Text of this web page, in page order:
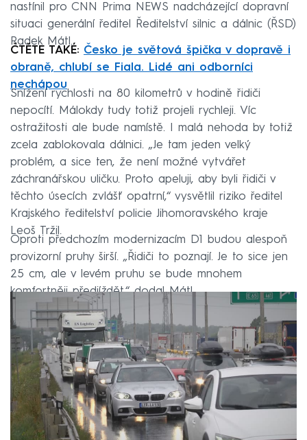
nastínil pro CNN Prima NEWS nadcházející dopravní
situaci generální ředitel Ředitelství silnic a dálnic (ŘSD)
Radek Mátl.
ČTĚTE TAKÉ: Česko je světová špička v dopravě i
obraně, chlubí se Fiala. Lidé ani odborníci
nechápou
Snížení rychlosti na 80 kilometrů v hodině řidiči
nepocítí. Málokdy tudy totiž projeli rychleji. Víc
ostražitosti ale bude namístě. I malá nehoda by totiž
zcela zablokovala dálnici. „Je tam jeden velký
problém, a sice ten, že není možné vytvářet
záchranářskou uličku. Proto apeluji, aby byli řidiči v
těchto úsecích zvlášť opatrní,“ vysvětlil riziko ředitel
Krajského ředitelství policie Jihomoravského kraje
Leoš Tržil.
Oproti předchozím modernizacím D1 budou alespoň
provizorní pruhy širší. „Řidiči to poznají. Je to sice jen
25 cm, ale v levém pruhu se bude mnohem
komfortněji předjíždět,“ dodal Mátl.